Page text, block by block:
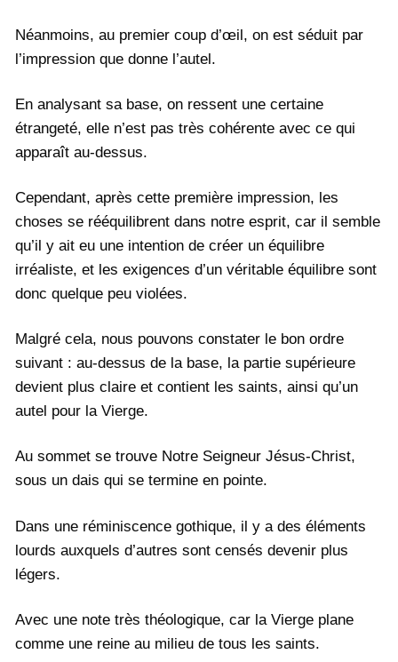
Néanmoins, au premier coup d’œil, on est séduit par
l’impression que donne l’autel.
En analysant sa base, on ressent une certaine
étrangeté, elle n’est pas très cohérente avec ce qui
apparaît au-dessus.
Cependant, après cette première impression, les
choses se rééquilibrent dans notre esprit, car il semble
qu’il y ait eu une intention de créer un équilibre
irréaliste, et les exigences d’un véritable équilibre sont
donc quelque peu violées.
Malgré cela, nous pouvons constater le bon ordre
suivant : au-dessus de la base, la partie supérieure
devient plus claire et contient les saints, ainsi qu’un
autel pour la Vierge.
Au sommet se trouve Notre Seigneur Jésus-Christ,
sous un dais qui se termine en pointe.
Dans une réminiscence gothique, il y a des éléments
lourds auxquels d’autres sont censés devenir plus
légers.
Avec une note très théologique, car la Vierge plane
comme une reine au milieu de tous les saints.